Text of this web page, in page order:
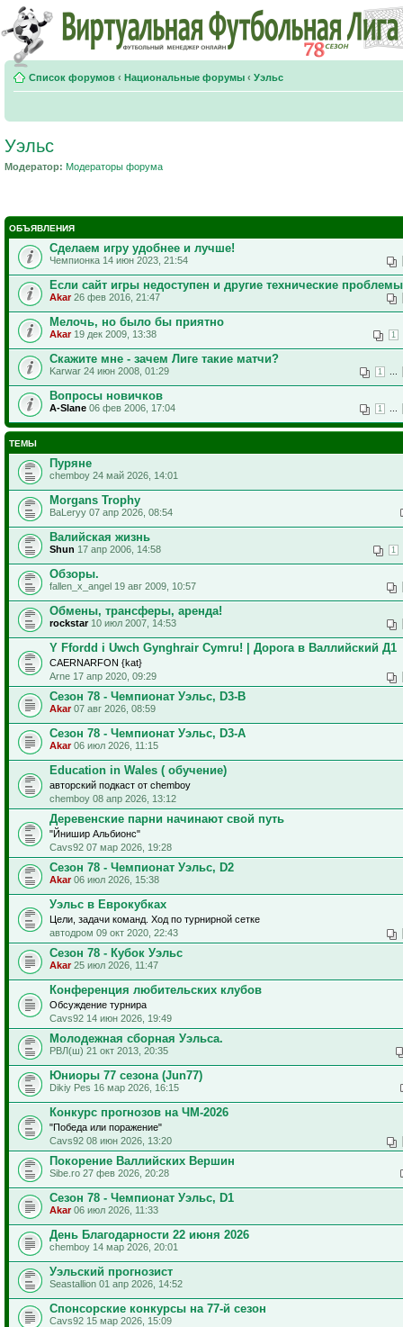
Список форумов ‹ Национальные форумы ‹ Уэльс
Уэльс
Модератор: Модераторы форума
ОБЪЯВЛЕНИЯ
Сделаем игру удобнее и лучше!
Чемпионка 14 июн 2023, 21:54
Если сайт игры недоступен и другие технические проблемы
Akar26 фев 2016, 21:47
Мелочь, но было бы приятно
1
Akar19 дек 2009, 13:38
Скажите мне - зачем Лиге такие матчи?
1
Karwar 24 июн 2008, 01:29
Вопросы новичков
1
A-Slane 06 фев 2006, 17:04
ТЕМЫ
Пуряне
chemboy 24 май 2026, 14:01
Morgans Troрhy
ВаLeryy 07 апр 2026, 08:54
Валийская жизнь
1
Shun 17 апр 2006, 14:58
Обзоры.
fallen_x_angel 19 авг 2009, 10:57
Обмены, трансферы, аренда!
rockstar10 июл 2007, 14:53
Y Ffordd i Uwch Gynghrair Cymru! | Дорога в Валлийский Д1
CAERNARFON {kat}
Arne 17 апр 2020, 09:29
Сезон 78 - Чемпионат Уэльс, D3-B
Akar07 авг 2026, 08:59
Сезон 78 - Чемпионат Уэльс, D3-A
Akar06 июл 2026, 11:15
Education in Wales ( обучение)
авторский подкаст от chemboy
chemboy 08 апр 2026, 13:12
Деревенские парни начинают свой путь
"Йнишир Альбионс"
Cavs92 07 мар 2026, 19:28
Сезон 78 - Чемпионат Уэльс, D2
Akar06 июл 2026, 15:38
Уэльс в Еврокубках
Цели, задачи команд. Ход по турнирной сетке
автодром 09 окт 2020, 22:43
Сезон 78 - Кубок Уэльс
Akar25 июл 2026, 11:47
Конференция любительских клубов
Обсуждение турнира
Cavs92 14 июн 2026, 19:49
Молодежная сборная Уэльса.
РВЛ(ш) 21 окт 2013, 20:35
Юниоры 77 сезона (Jun77)
Dikiy Pes 16 мар 2026, 16:15
Конкурс прогнозов на ЧМ-2026
"Победа или поражение"
Cavs92 08 июн 2026, 13:20
Покорение Валлийских Вершин
Sibe.ro 27 фев 2026, 20:28
Сезон 78 - Чемпионат Уэльс, D1
Akar06 июл 2026, 11:33
День Благодарности 22 июня 2026
chemboy 14 мар 2026, 20:01
Уэльский прогнозист
Seastallion 01 апр 2026, 14:52
Спонсорские конкурсы на 77-й сезон
Cavs92 15 мар 2026, 15:09